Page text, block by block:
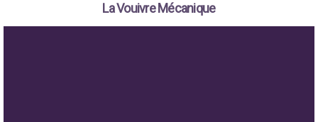
où
La Vouivre Mécanique